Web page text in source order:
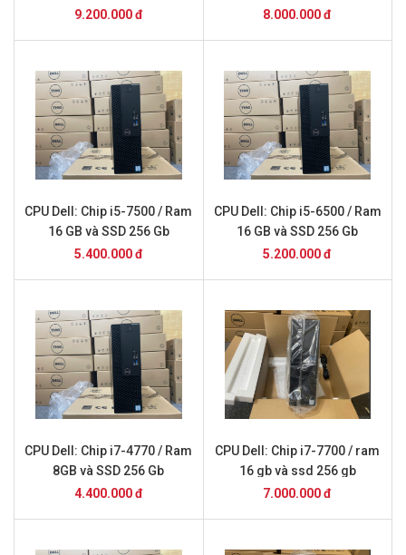
9.200.000 đ
8.000.000 đ
CPU Dell: Chip i5-7500 / Ram
16 GB và SSD 256 Gb
5.400.000 đ
CPU Dell: Chip i5-6500 / Ram
16 GB và SSD 256 Gb
5.200.000 đ
CPU Dell: Chip i7-4770 / Ram
8GB và SSD 256 Gb
4.400.000 đ
CPU Dell: Chip i7-7700 / ram
16 gb và ssd 256 gb
7.000.000 đ